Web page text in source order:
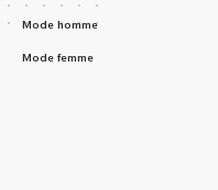
Mode homme
Mode femme